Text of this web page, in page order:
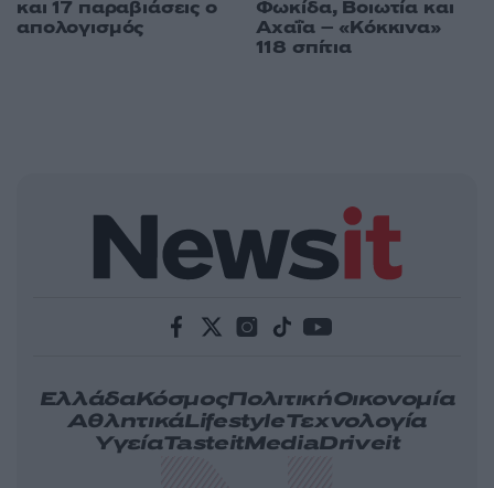
και 17 παραβιάσεις ο
απολογισμός
Φωκίδα, Βοιωτία και
Αχαΐα – «Κόκκινα»
118 σπίτια
ΕλλάδαΚόσμοςΠολιτικήΟικονομία
ΑθλητικάLifestyleΤεχνολογία
ΥγείαTasteitMediaDriveit